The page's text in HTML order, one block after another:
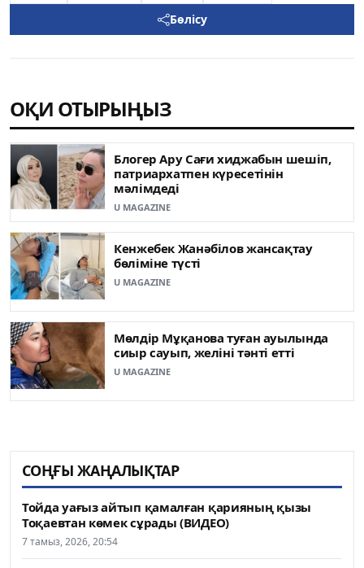
Бөлісу
ОҚИ ОТЫРЫҢЫЗ
Блогер Ару Сағи хиджабын шешіп,
патриархатпен күресетінін
мәлімдеді
U MAGAZINE
Кенжебек Жанәбілов жансақтау
бөліміне түсті
U MAGAZINE
Мөлдір Мұқанова туған ауылында
сиыр сауып, желіні тәнті етті
U MAGAZINE
СОҢҒЫ ЖАҢАЛЫҚТАР
Тойда уағыз айтып қамалған қарияның қызы
Тоқаевтан көмек сұрады (ВИДЕО)
7 тамыз, 2026, 20:54